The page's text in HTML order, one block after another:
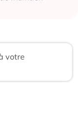
votre